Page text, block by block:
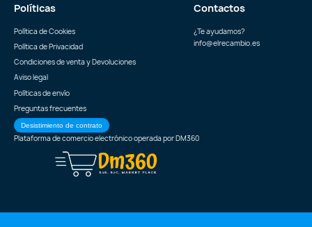
Políticas
Política de Cookies
Política de Privacidad
Condiciones de venta y Devoluciones
Aviso legal
Políticas de envío
Preguntas frecuentes
Desistimiento de contrato
Contactos
¿Te ayudamos?
info@elrecambio.es
Plataforma de comercio electrónico operada porDM360